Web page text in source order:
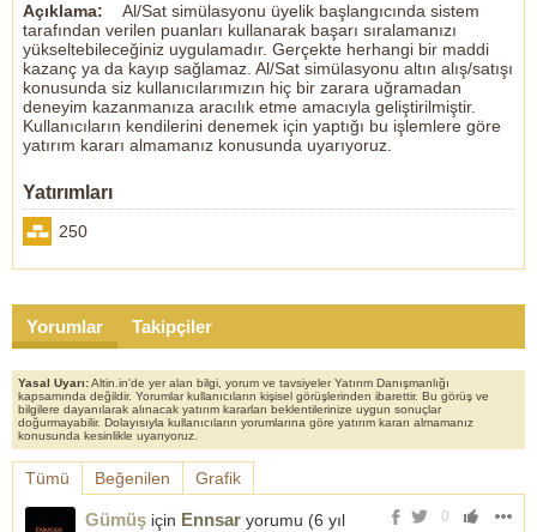
Açıklama:
Al/Sat simülasyonu üyelik başlangıcında sistem
tarafından verilen puanları kullanarak başarı sıralamanızı
yükseltebileceğiniz uygulamadır. Gerçekte herhangi bir maddi
kazanç ya da kayıp sağlamaz. Al/Sat simülasyonu altın alış/satışı
konusunda siz kullanıcılarımızın hiç bir zarara uğramadan
deneyim kazanmanıza aracılık etme amacıyla geliştirilmiştir.
Kullanıcıların kendilerini denemek için yaptığı bu işlemlere göre
yatırım kararı almamanız konusunda uyarıyoruz.
Yatırımları
250
Yorumlar Takipçiler
Yasal Uyarı:Altin.in'de yer alan bilgi, yorum ve tavsiyeler Yatırım Danışmanlığı
kapsamında değildir. Yorumlar kullanıcıların kişisel görüşlerinden ibarettir. Bu görüş ve
bilgilere dayanılarak alınacak yatırım kararları beklentilerinize uygun sonuçlar
doğurmayabilir. Dolayısıyla kullanıcıların yorumlarına göre yatırım kararı almamanız
konusunda kesinlikle uyarıyoruz.
Tümü Beğenilen Grafik
0
Gümüş için Ennsar yorumu (6 yıl